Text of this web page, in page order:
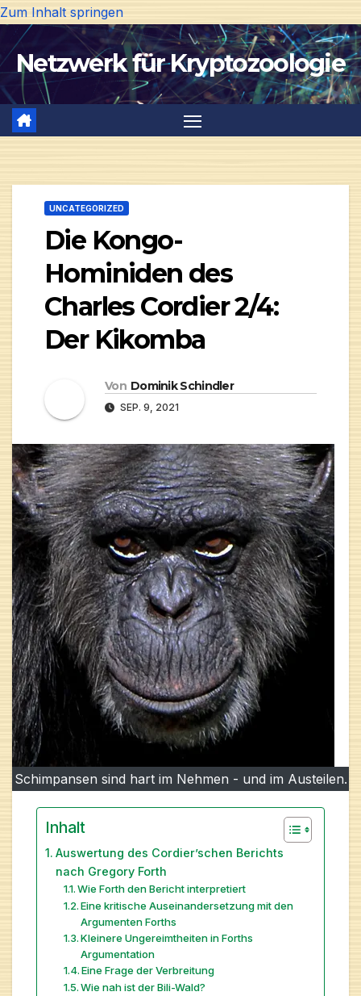
Zum Inhalt springen
Netzwerk für Kryptozoologie
UNCATEGORIZED
Die Kongo-
Hominiden des
Charles Cordier 2/4:
Der Kikomba
Von Dominik Schindler
SEP. 9, 2021
Schimpansen sind hart im Nehmen - und im Austeilen.
Inhalt
Auswertung des Cordier’schen Berichts
nach Gregory Forth
Wie Forth den Bericht interpretiert
Eine kritische Auseinandersetzung mit den
Argumenten Forths
Kleinere Ungereimtheiten in Forths
Argumentation
Eine Frage der Verbreitung
Wie nah ist der Bili-Wald?